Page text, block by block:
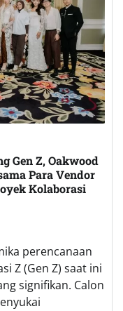
Gen Z, Oakwood
Para Vendor
Kolaborasi
perencanaan
Z (Gen Z) saat ini
signifikan. Calon